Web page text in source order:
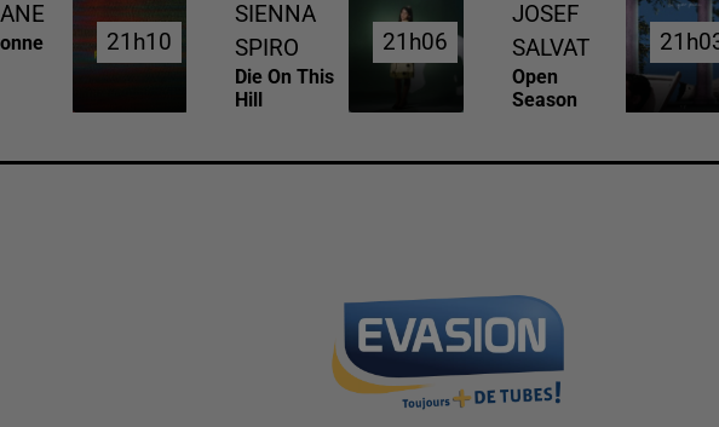
21h10
21h10
SIENNA
SPIRO
Die On This
Hill
21h06
21h06
JOSEF
SALVAT
Open
Season